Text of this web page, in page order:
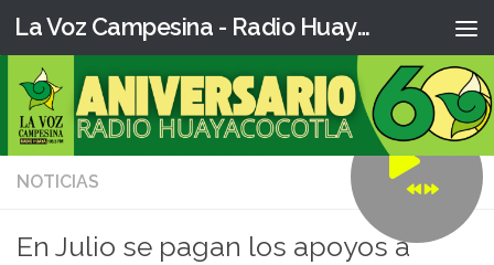
La Voz Campesina - Radio Huaya
NOTICIAS
En Julio se pagan los apoyos a